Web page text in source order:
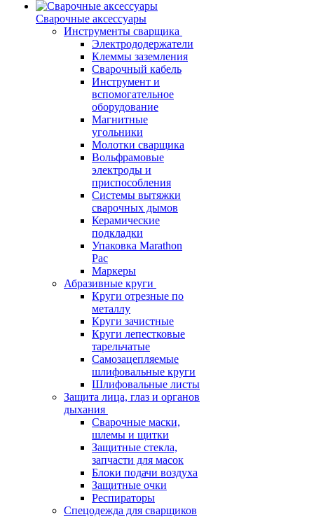
Сварочные аксессуары
Инструменты сварщика
Электрододержатели
Клеммы заземления
Сварочный кабель
Инструмент и
вспомогательное
оборудование
Магнитные
угольники
Молотки сварщика
Вольфрамовые
электроды и
приспособления
Системы вытяжки
сварочных дымов
Керамические
подкладки
Упаковка Marathon
Pac
Маркеры
Абразивные круги
Круги отрезные по
металлу
Круги зачистные
Круги лепестковые
тарельчатые
Самозацепляемые
шлифовальные круги
Шлифовальные листы
Защита лица, глаз и органов
дыхания
Сварочные маски,
шлемы и щитки
Защитные стекла,
запчасти для масок
Блоки подачи воздуха
Защитные очки
Респираторы
Спецодежда для сварщиков